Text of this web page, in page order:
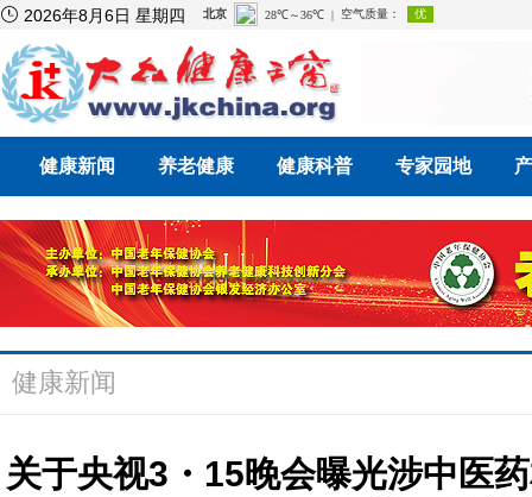
 2026年8月6日 星期四
健康新闻 养老健康 健康科普 专家园地
健康新闻
关于央视3・15晚会曝光涉中医